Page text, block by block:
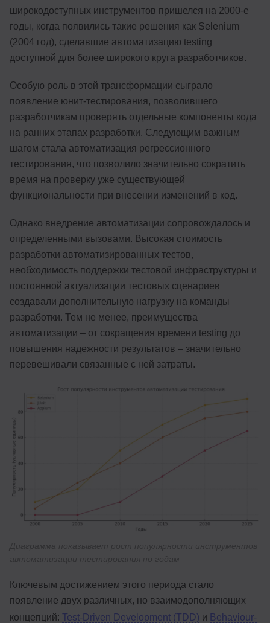
широкодоступных инструментов пришелся на 2000-е
годы, когда появились такие решения как Selenium
(2004 год), сделавшие автоматизацию testing
доступной для более широкого круга разработчиков.
Особую роль в этой трансформации сыграло
появление юнит-тестирования, позволившего
разработчикам проверять отдельные компоненты кода
на ранних этапах разработки. Следующим важным
шагом стала автоматизация регрессионного
тестирования, что позволило значительно сократить
время на проверку уже существующей
функциональности при внесении изменений в код.
Однако внедрение автоматизации сопровождалось и
определенными вызовами. Высокая стоимость
разработки автоматизированных тестов,
необходимость поддержки тестовой инфраструктуры и
постоянной актуализации тестовых сценариев
создавали дополнительную нагрузку на команды
разработки. Тем не менее, преимущества
автоматизации – от сокращения времени testing до
повышения надежности результатов – значительно
перевешивали связанные с ней затраты.
Ключевым достижением этого периода стало
появление двух различных, но взаимодополняющих
концепций: Test-Driven Development (TDD) и Behaviour-